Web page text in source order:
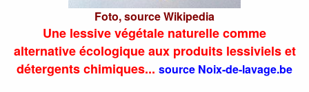
Foto, source Wikipedia
Une lessive végétale naturelle comme
alternative écologique aux produits lessiviels et
détergents chimiques... source Noix-de-lavage.be